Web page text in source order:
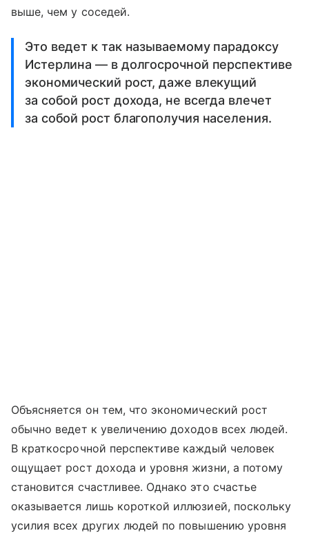
выше, чем у соседей.
Это ведет к так называемому парадоксу
Истерлина — в долгосрочной перспективе
экономический рост, даже влекущий
за собой рост дохода, не всегда влечет
за собой рост благополучия населения.
Объясняется он тем, что экономический рост
обычно ведет к увеличению доходов всех людей.
В краткосрочной перспективе каждый человек
ощущает рост дохода и уровня жизни, а потому
становится счастливее. Однако это счастье
оказывается лишь короткой иллюзией, поскольку
усилия всех других людей по повышению уровня